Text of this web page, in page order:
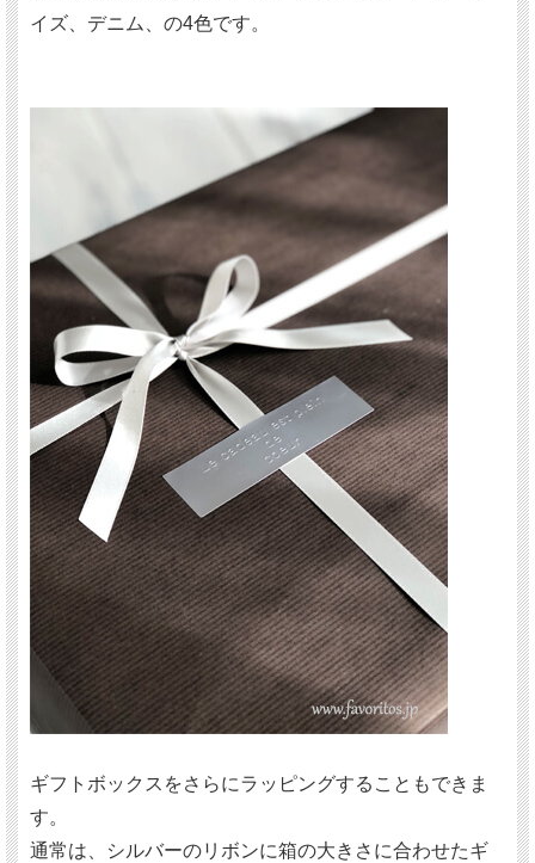
イズ、デニム、の4色です。
ギフトボックスをさらにラッピングすることもできま
す。
通常は、シルバーのリボンに箱の大きさに合わせたギ